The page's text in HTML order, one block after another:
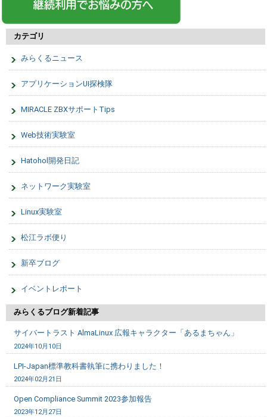
カテゴリ
みらくるニュース
アプリケーションUI探検隊
MIRACLE ZBXサポートTips
Web技術実験室
Hatohol開発日記
ネットワーク実験室
Linux実験室
松江ラボ便り
新卒ブログ
イベントレポート
みらくるブログ新着記事
サイバートラスト AlmaLinux 広報キャラクター「あるまちゃん」
2024年10月10日
LPI-Japan標準教科書執筆に携わりました！
2024年02月21日
Open Compliance Summit 2023参加報告
2023年12月27日